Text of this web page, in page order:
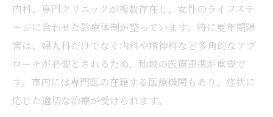
内科、専門クリニックが複数存在し、女性のライフステ
ージに合わせた診療体制が整っています。特に更年期障
害は、婦人科だけでなく内科や精神科など多角的なアプ
ローチが必要とされるため、地域の医療連携が重要で
す。市内には専門医の在籍する医療機関もあり、症状に
応じた適切な治療が受けられます。